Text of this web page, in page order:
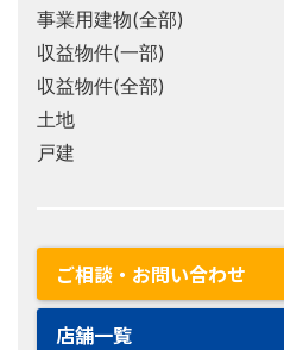
事業用建物(全部)
収益物件(一部)
収益物件(全部)
土地
戸建
ご相談・お問い合わせ
店舗一覧